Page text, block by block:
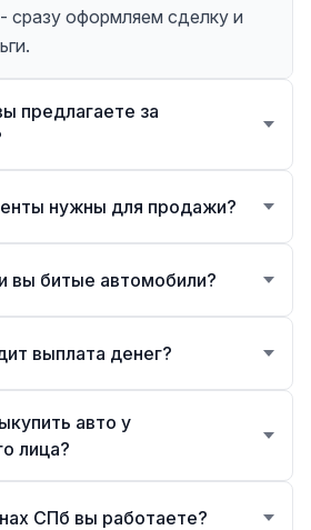
сразу оформляем сделку и
предлагаете за
нужны для продажи?
вы битые автомобили?
выплата денег?
авто у
лица?
СПб вы работаете?